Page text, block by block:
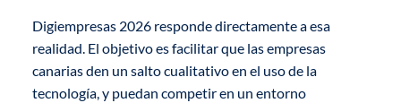
Digiempresas 2026 responde directamente a esa
realidad. El objetivo es facilitar que las empresas
canarias den un salto cualitativo en el uso de la
tecnología, y puedan competir en un entorno